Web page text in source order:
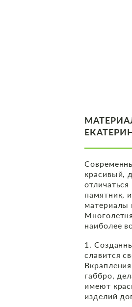
красивый,
памятник,
материалы
наиболее
‍1.
славится
габбро,
имеют
изделий